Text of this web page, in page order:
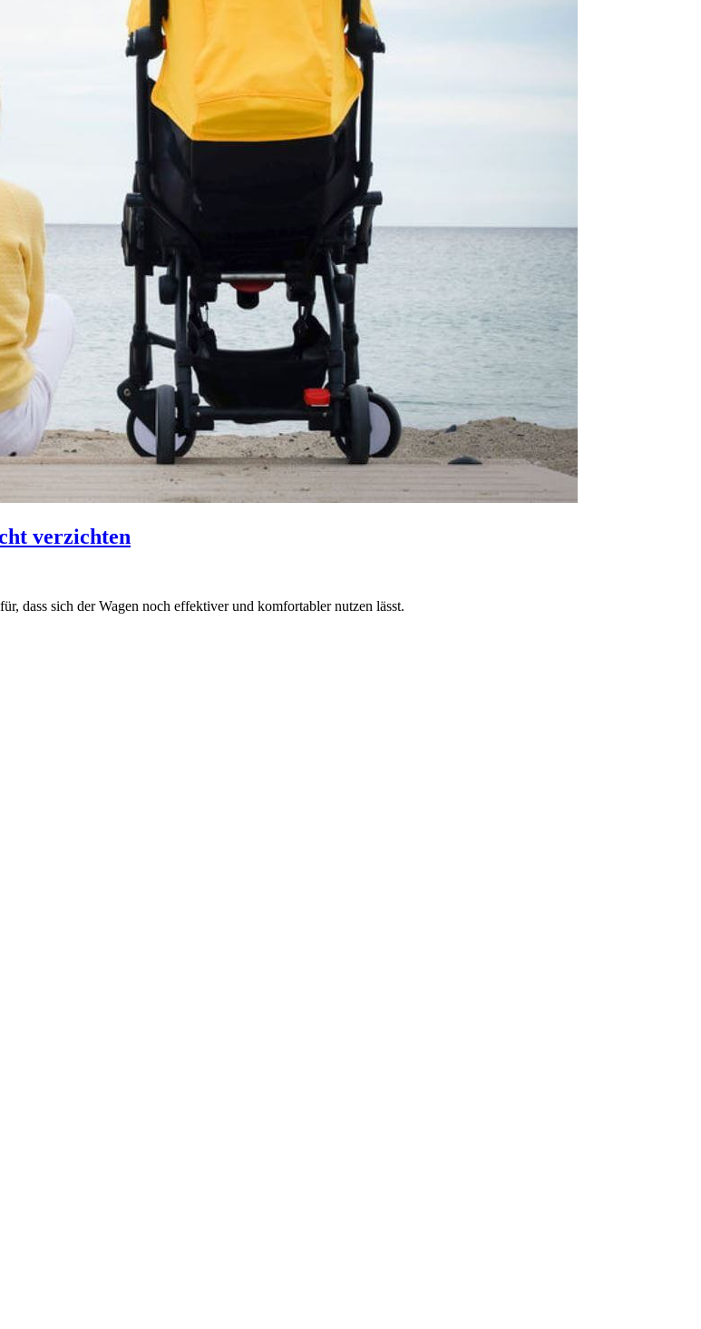
verzichten
dass sich der Wagen noch effektiver und komfortabler nutzen lässt.